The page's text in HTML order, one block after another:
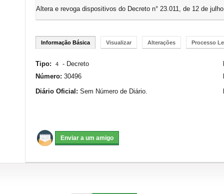
Altera e revoga dispositivos do Decreto n° 23.011, de 12 de
Informação Básica Visualizar Alterações Processo
Tipo: 4 - Decreto
Número: 30496
Diário Oficial: Sem Número de Diário.